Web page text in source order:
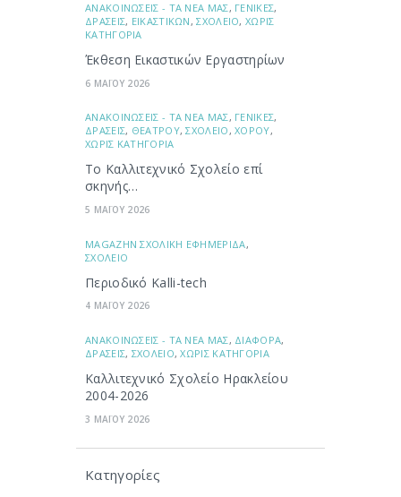
ΑΝΑΚΟΙΝΩΣΕΙΣ - ΤΑ ΝΕΑ ΜΑΣ, ΓΕΝΙΚΕΣ,
ΔΡΑΣΕΙΣ, ΕΙΚΑΣΤΙΚΩΝ,ΣΧΟΛΕΙΟ,ΧΩΡΙΣ
ΚΑΤΗΓΟΡΙΑ
Έκθεση Εικαστικών Εργαστηρίων
6 ΜΑΪΟΥ 2026
ΑΝΑΚΟΙΝΩΣΕΙΣ - ΤΑ ΝΕΑ ΜΑΣ, ΓΕΝΙΚΕΣ,
ΔΡΑΣΕΙΣ, ΘΕΑΤΡΟΥ,ΣΧΟΛΕΙΟ,ΧΟΡΟΥ,
ΧΩΡΙΣ ΚΑΤΗΓΟΡΙΑ
Το Καλλιτεχνικό Σχολείο επί
σκηνής…
5 ΜΑΪΟΥ 2026
ΜAGAZHN ΣΧΟΛΙΚΗ ΕΦΗΜΕΡΙΔΑ,
ΣΧΟΛΕΙΟ
Περιοδικό Kalli-tech
4 ΜΑΪΟΥ 2026
ΑΝΑΚΟΙΝΩΣΕΙΣ - ΤΑ ΝΕΑ ΜΑΣ, ΔΙΑΦΟΡΑ,
ΔΡΑΣΕΙΣ, ΣΧΟΛΕΙΟ,ΧΩΡΙΣ ΚΑΤΗΓΟΡΙΑ
Καλλιτεχνικό Σχολείο Ηρακλείου
2004-2026
3 ΜΑΪΟΥ 2026
Κατηγορίες